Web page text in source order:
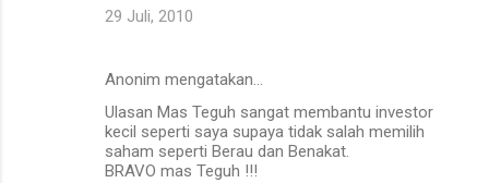
29 Juli, 2010
Anonim mengatakan…
Ulasan Mas Teguh sangat membantu investor
kecil seperti saya supaya tidak salah memilih
saham seperti Berau dan Benakat.
BRAVO mas Teguh !!!